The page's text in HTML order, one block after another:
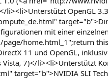
li><li>Unterstützt OpenGL
mit einer
home.html_1";return
11 und OpenGL,
7)</li><li>Unterstützt
target="b">NVIDIA SLI